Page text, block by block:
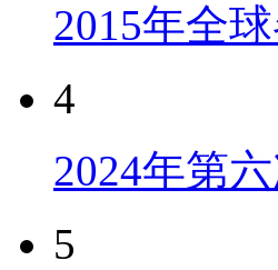
2015年全
4
2024年第
5